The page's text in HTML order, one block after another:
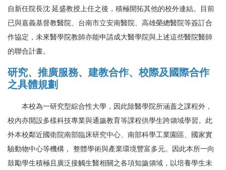
自新任院長沈 延盛教授上任之後，積極開拓其他的校外連結。目前
已與嘉義基督教醫院、台南市立安南醫院、高雄榮總醫院等簽訂合
作協定，未來醫學院教師亦能申請成大醫學院與上述這些醫院醫師
的聯合計畫。
研究、推廣服務、建教合作、校際及國際合作
之具體規劃
本校為一研究型綜合性大學，因此除醫學院所涵蓋之課程外，
校內亦開設多樣科技專業與通識教育等課程供學生跨領域學習。此
外本校鄰近國衛院南部臨床研究中心、南部科學工業園區、國家實
驗動物中心等機構， 整體學術與產業環境豐富多元。因此本所一向
鼓勵學生積極且廣泛接觸生醫相關之各項知識領域，以培養學生未